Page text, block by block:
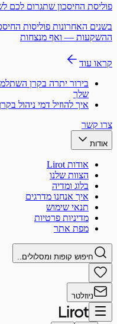
פוליסת החיסכון שתגרום
בשנים האחרונות פוליסות
ההשקעות — ואף מנצחות
קראו עוד
שלך
איך להוזיל דמי ניהול
צרו קשר
אודות
אודות Lirot
הצוות שלנו
בלוג ומדיה
איך אנחנו מדרגים
תנאי שימוש
מדיניות פרטיות
מפת אתר
חיפוש קופות ומסלולים..
ניוזלטר